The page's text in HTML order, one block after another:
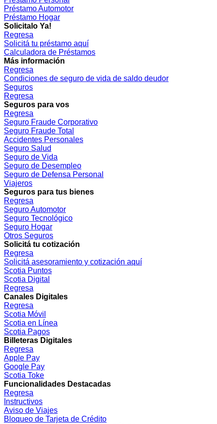
Préstamo Automotor
Préstamo Hogar
Solicitalo Ya!
Regresa
Solicitá tu préstamo aquí
Calculadora de Préstamos
Más información
Regresa
Condiciones de seguro de vida de saldo deudor
Seguros
Regresa
Seguros para vos
Regresa
Seguro Fraude Corporativo
Seguro Fraude Total
Accidentes Personales
Seguro Salud
Seguro de Vida
Seguro de Desempleo
Seguro de Defensa Personal
Viajeros
Seguros para tus bienes
Regresa
Seguro Automotor
Seguro Tecnológico
Seguro Hogar
Otros Seguros
Solicitá tu cotización
Regresa
Solicitá asesoramiento y cotización aquí
Scotia Puntos
Scotia Digital
Regresa
Canales Digitales
Regresa
Scotia Móvil
Scotia en Línea
Scotia Pagos
Billeteras Digitales
Regresa
Apple Pay
Google Pay
Scotia Toke
Funcionalidades Destacadas
Regresa
Instructivos
Aviso de Viajes
Bloqueo de Tarjeta de Crédito